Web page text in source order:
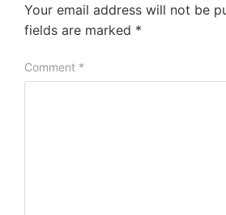
Your email address will not be
fields are marked *
Comment *